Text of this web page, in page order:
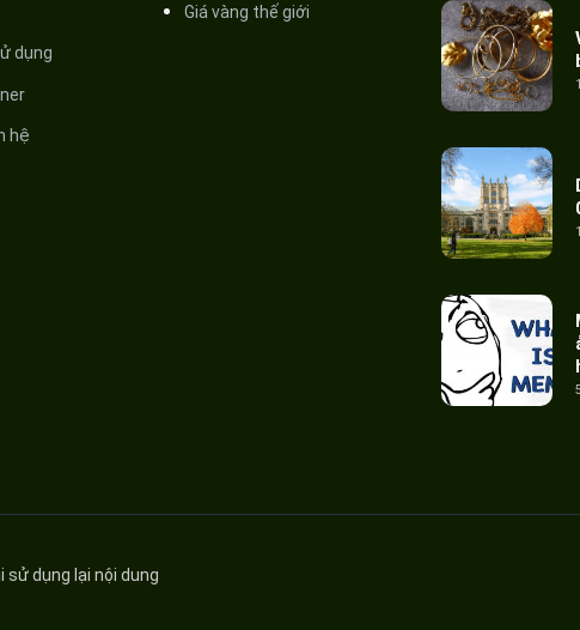
dụng
hệ
Giá vàng thế giới
sử dụng lại nội dung